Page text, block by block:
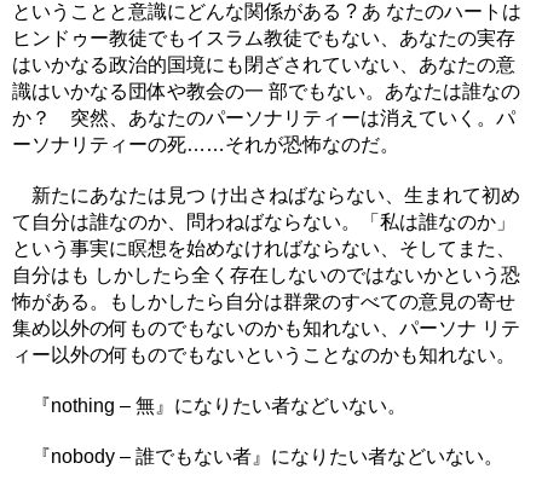
ということと意識にどんな関係がある ? あ なたのハートは
ヒンドゥー教徒でもイスラム教徒でもない、あなたの実存
はいかなる政治的国境にも閉ざされていない、あなたの意
識はいかなる団体や教会の一 部でもない。あなたは誰なの
か？ 突然、あなたのパーソナリティーは消えていく。パ
ーソナリティーの死……それが恐怖なのだ。
新たにあなたは見つ け出さねばならない、生まれて初め
て自分は誰なのか、問わねばならない。「私は誰なのか」
という事実に瞑想を始めなければならない、そしてまた、
自分はも しかしたら全く存在しないのではないかという恐
怖がある。もしかしたら自分は群衆のすべての意見の寄せ
集め以外の何ものでもないのかも知れない、パーソナ リテ
ィー以外の何ものでもないということなのかも知れない。
『nothing – 無』になりたい者などいない。
『nobody – 誰でもない者』になりたい者などいない。